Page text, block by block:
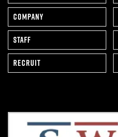
COMPANY
STAFF
RECRUIT